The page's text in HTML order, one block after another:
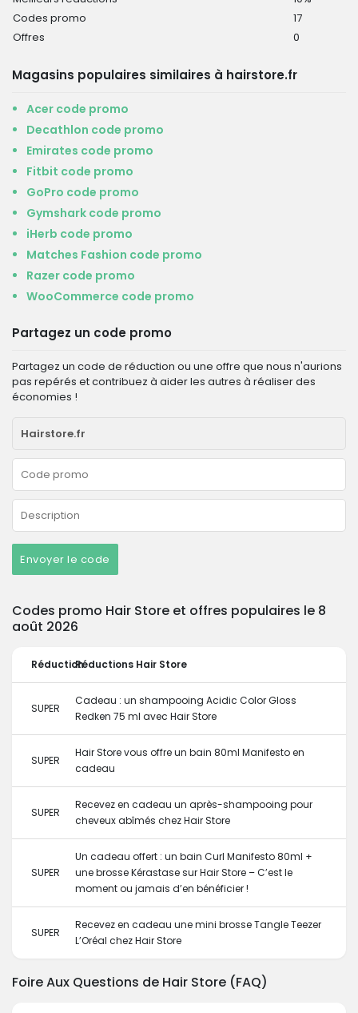
Codes promo
17
Offres
0
Magasins populaires similaires à hairstore.fr
Acer code promo
Decathlon code promo
Emirates code promo
Fitbit code promo
GoPro code promo
Gymshark code promo
iHerb code promo
Matches Fashion code promo
Razer code promo
WooCommerce code promo
Partagez un code promo
Partagez un code de réduction ou une offre que nous n'aurions
pas repérés et contribuez à aider les autres à réaliser des
économies !
Envoyer le code
Codes promo Hair Store et offres populaires le 8
août 2026
RéductionRéductions Hair Store
SUPER
Cadeau : un shampooing Acidic Color Gloss
Redken 75 ml avec Hair Store
SUPER
Hair Store vous offre un bain 80ml Manifesto en
cadeau
SUPER
Recevez en cadeau un après-shampooing pour
cheveux abîmés chez Hair Store
SUPER
Un cadeau offert : un bain Curl Manifesto 80ml +
une brosse Kérastase sur Hair Store – C’est le
moment ou jamais d’en bénéficier !
SUPER
Recevez en cadeau une mini brosse Tangle Teezer
L’Oréal chez Hair Store
Foire Aux Questions de Hair Store (FAQ)